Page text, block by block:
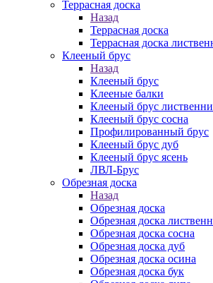
Террасная доска
Назад
Террасная доска
Террасная доска
Клееный брус
Назад
Клееный брус
Клееные балки
Клееный брус
Клееный брус сосна
Профилированный брус
Клееный брус дуб
Клееный брус ясень
ЛВЛ-Брус
Обрезная доска
Назад
Обрезная доска
Обрезная доска
Обрезная доска сосна
Обрезная доска дуб
Обрезная доска осина
Обрезная доска бук